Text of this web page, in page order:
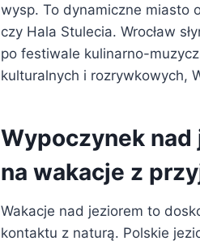
wysp. To dynamiczne miasto
czy Hala Stulecia. Wrocław
po festiwale kulinarno-
kulturalnych i rozrywkowych,
Wypoczynek
na wakacje z
Wakacje nad jeziorem to
kontaktu z naturą. Polskie